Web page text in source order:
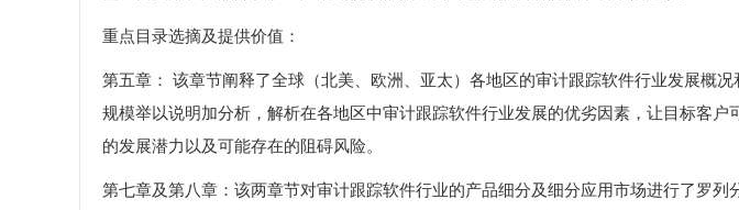
重点目录选摘及提供价值：
第五章： 该章节阐释了全球（北美、欧洲、亚太）各地区的审计跟踪软件行业发展概
规模举以说明加分析，解析在各地区中审计跟踪软件行业发展的优劣因素，让目标客户
的发展潜力以及可能存在的阻碍风险。
第七章及第八章：该两章节对审计跟踪软件行业的产品细分及细分应用市场进行了罗列